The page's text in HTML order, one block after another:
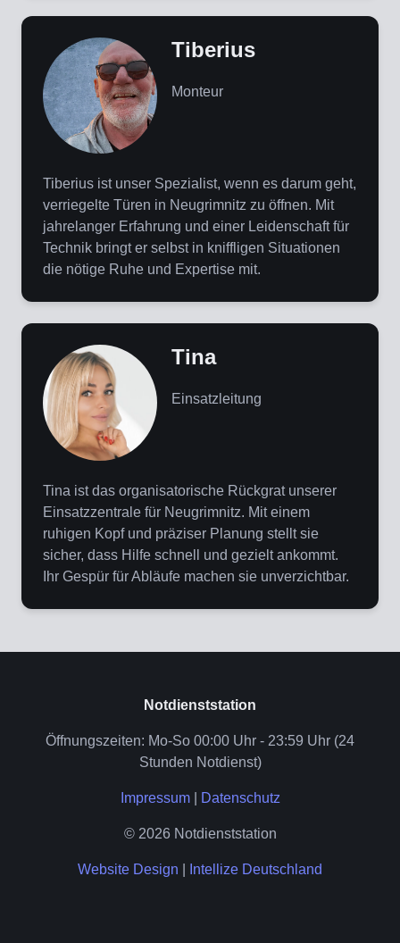
Tiberius
Monteur
Tiberius ist unser Spezialist, wenn es darum geht,
verriegelte Türen in Neugrimnitz zu öffnen. Mit
jahrelanger Erfahrung und einer Leidenschaft für
Technik bringt er selbst in kniffligen Situationen
die nötige Ruhe und Expertise mit.
Tina
Einsatzleitung
Tina ist das organisatorische Rückgrat unserer
Einsatzzentrale für Neugrimnitz. Mit einem
ruhigen Kopf und präziser Planung stellt sie
sicher, dass Hilfe schnell und gezielt ankommt.
Ihr Gespür für Abläufe machen sie unverzichtbar.
Notdienststation
Öffnungszeiten: Mo-So 00:00 Uhr - 23:59 Uhr (24
Stunden Notdienst)
Impressum| Datenschutz
© 2026 Notdienststation
Website Design Intellize Deutschland